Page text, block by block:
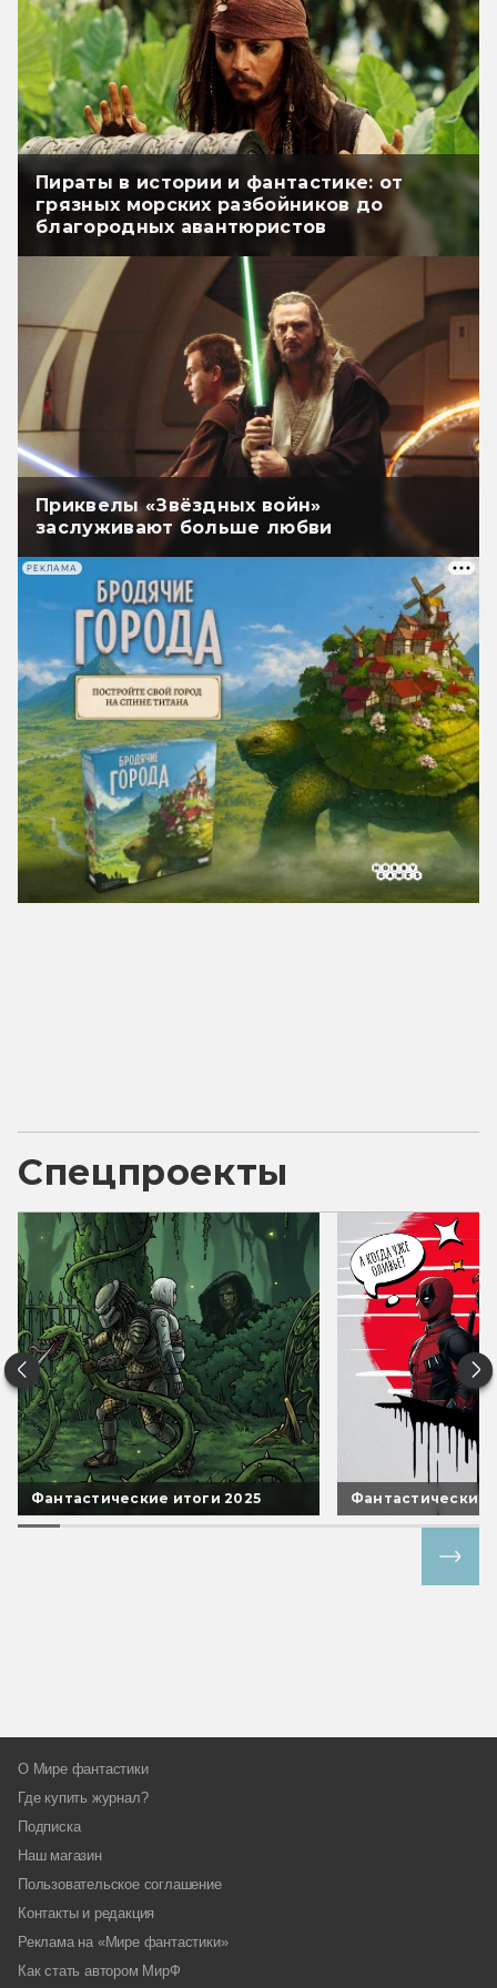
Пираты в истории и фантастике: от
грязных морских разбойников до
благородных авантюристов
Приквелы «Звёздных войн»
заслуживают больше любви
РЕКЛАМА
Спецпроекты
Фантастические итоги 2025 Фантастические
О Мире фантастики
Где купить журнал?
Подписка
Наш магазин
Пользовательское соглашение
Контакты и редакция
Реклама на «Мире фантастики»
Как стать автором МирФ